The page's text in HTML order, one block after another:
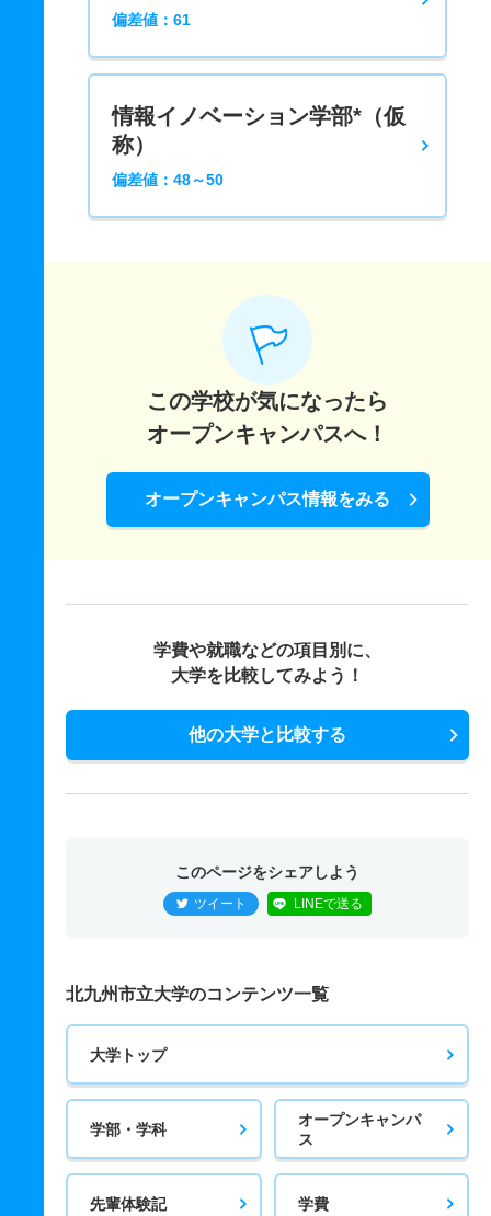
偏差値：61
情報イノベーション学部*（仮
称）
偏差値：48～50
この学校が気になったら
オープンキャンパスへ！
オープンキャンパス情報をみる
学費や就職などの項目別に、
大学を比較してみよう！
他の大学と比較する
このページをシェアしよう
ツイート LINEで送る
北九州市立大学のコンテンツ一覧
大学トップ
学部・学科
オープンキャンパ
ス
先輩体験記 学費